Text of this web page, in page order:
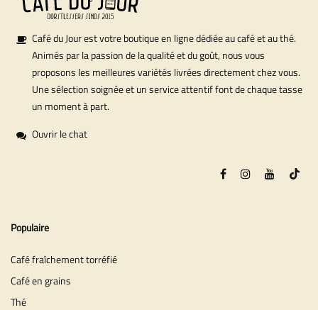
Café du Jour est votre boutique en ligne dédiée au café et au thé.
Animés par la passion de la qualité et du goût, nous vous
proposons les meilleures variétés livrées directement chez vous.
Une sélection soignée et un service attentif font de chaque tasse
un moment à part.
Ouvrir le chat
Populaire
Café fraîchement torréfié
Café en grains
Thé